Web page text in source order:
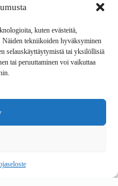
kuten evästeitä,
Näiden tekniikoiden hyväksyminen
selauskäyttäytymistä tai yksilöllisiä
tai peruuttaminen voi vaikuttaa